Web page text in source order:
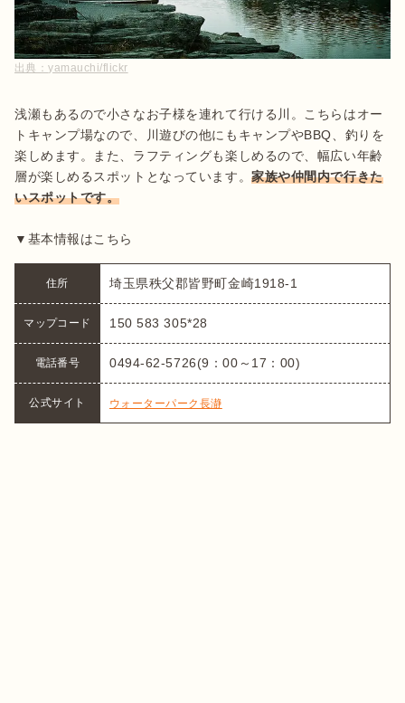
出典：yamauchi/flickr
浅瀬もあるので小さなお子様を連れて行ける川。こちらはオー
トキャンプ場なので、川遊びの他にもキャンプやBBQ、釣りを
楽しめます。また、ラフティングも楽しめるので、幅広い年齢
層が楽しめるスポットとなっています。家族や仲間内で行きた
いスポットです。
▼基本情報はこちら
住所 埼玉県秩父郡皆野町金崎1918-1
マップコード 150 583 305*28
電話番号 0494-62-5726(9：00～17：00)
公式サイト ウォーターパーク長瀞